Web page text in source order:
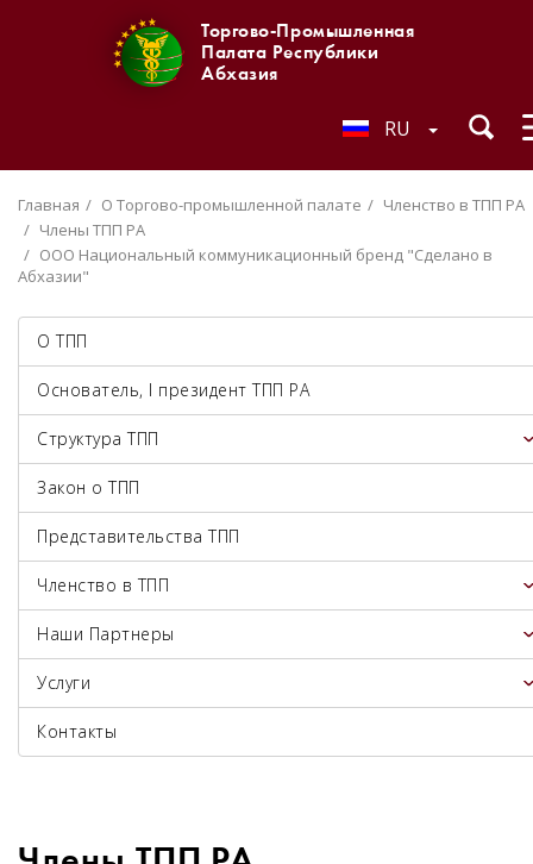
Торгово-Промышленная
Палата Республики
Абхазия
RU
Главная О Торгово-промышленной палате
Членство в ТПП РА
Члены ТПП РА
ООО Национальный коммуникационный бренд "Сделано в
Абхазии"
О ТПП
Основатель, I президент ТПП РА
Структура ТПП
Закон о ТПП
Представительства ТПП
Членство в ТПП
Наши Партнеры
Услуги
Контакты